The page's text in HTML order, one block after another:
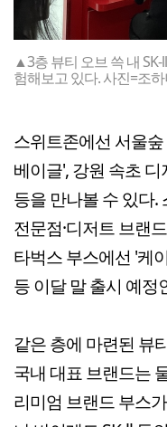
▲3층 뷰티 오브 쓱 내
험해보고 있다. 사진=조
스위트존에선 서울
베이글', 강원 속초
등을 만나볼 수 있다.
전문점·디저트 브랜
타벅스 부스에선 '케
등 이달 말 출시 예정
같은 층에 마련된 뷰
국내 대표 브랜드는
리미엄 브랜드 부스